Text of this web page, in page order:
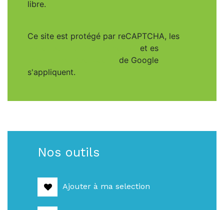
libre.
Ce site est protégé par reCAPTCHA, les
et es
de Google
s'appliquent.
Nos outils
Ajouter à ma selection